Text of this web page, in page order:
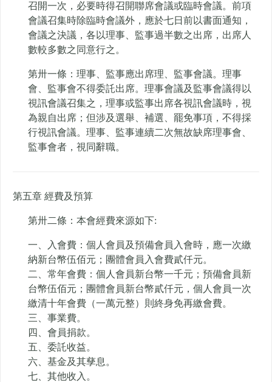
召開一次，必要時得召開聯席會議或臨時會議。前項
會議召集時除臨時會議外，應於七日前以書面通知，
會議之決議，各以理事、監事過半數之出席，出席人
數較多數之同意行之。
第卅一條：理事、監事應出席理、監事會議。理事
會、監事會不得委託出席。理事會議及監事會議得以
視訊會議召集之，理事或監事出席各視訊會議時，視
為親自出席；但涉及選舉、補選、罷免事項，不得採
行視訊會議。理事、監事連續二次無故缺席理事會、
監事會者，視同辭職。
第五章 經費及預算
第卅二條：本會經費來源如下:
一、入會費：個人會員及預備會員入會時，應一次繳
納新台幣伍佰元；團體會員入會費貳仟元。
二、常年會費：個人會員新台幣一千元；預備會員新
台幣伍佰元；團體會員新台幣貳仟元，個人會員一次
繳清十年會費（一萬元整）則終身免再繳會費。
三、事業費。
四、會員捐款。
五、委託收益。
六、基金及其孳息。
七、其他收入。